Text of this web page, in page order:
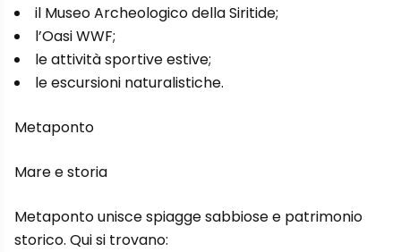
il Museo Archeologico della Siritide;
l’Oasi WWF;
le attività sportive estive;
le escursioni naturalistiche.
Metaponto
Mare e storia
Metaponto unisce spiagge sabbiose e patrimonio
storico. Qui si trovano: